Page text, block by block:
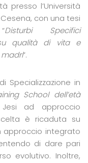
presso l’Università
con una tesi
Disturbi Specifici
su qualità di vita e
”.
Specializzazione in
School dell’età
ad approccio
è ricaduta su
approccio integrato
di dare pari
evolutivo. Inoltre,